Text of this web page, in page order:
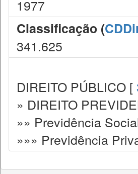
1977
Classificação (
341.625
DIREITO PÚBLICO [
» DIREITO
»» Previdência
»»» Previdência